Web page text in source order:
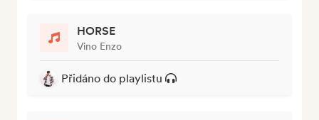
HORSE
Vino Enzo
Přidáno do playlistu